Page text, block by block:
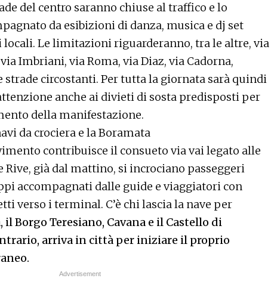
del centro saranno chiuse al traffico e lo
da esibizioni di danza, musica e dj set
Le limitazioni riguarderanno, tra le altre, via
Imbriani, via Roma, via Diaz, via Cadorna,
strade circostanti. Per tutta la giornata sarà quindi
anche ai divieti di sosta predisposti per
della manifestazione.
da crociera e la Boramata
contribuisce il consueto via vai legato alle
Rive, già dal mattino, si incrociano passeggeri
accompagnati dalle guide e viaggiatori con
verso i terminal. C’è chi lascia la nave per
Borgo Teresiano, Cavana e il Castello di
arriva in città per iniziare il proprio